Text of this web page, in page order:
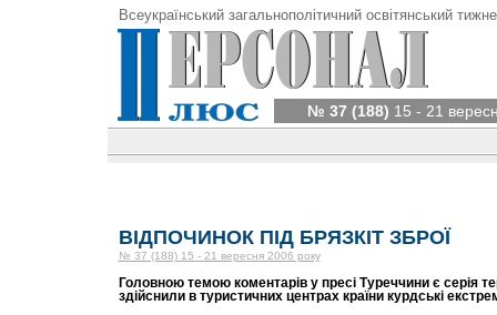
Всеукраїнський загальнополітичний освітянський
№ 37 (188) 15 - 21
ВІДПОЧИНОК ПІД БРЯЗКІТ ЗБРОЇ
№ 37 (188) 15 - 21 вересня 2006 року
Головною темою коментарів у пресі Туреччини є серія
здійснили в туристичних центрах країни курдські